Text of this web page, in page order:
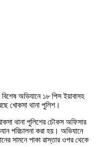
অভিযানে ১৮ পিস ইয়াবাসহ
খোকসা থানা পুলিশ।
থানা পুলিশের চৌকস অফিসার
পরিচালনা করা হয়। অভিযানে
সামনে পাকা রাস্তার ওপর থেকে